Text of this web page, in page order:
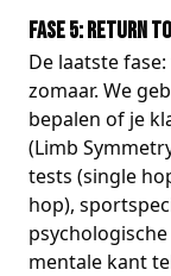
Fase 5: Return
De laatste
zomaar. We
bepalen of je
(Limb
tests (single
hop),
mentale kant